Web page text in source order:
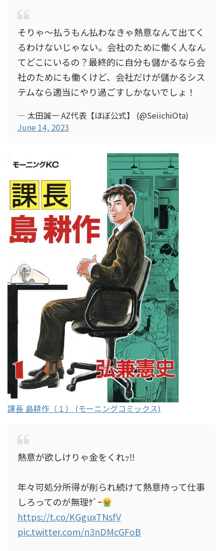
そりゃ～払うもん払わなきゃ熱意なんて出てく
るわけないじゃない。会社のために働く人なん
てどこにいるの？最終的に自分も儲かるなら会
社のためにも働くけど、会社だけが儲かるシス
テムなら適当にやり過ごすしかないでしょ！
— 太田誠一 AZ代表【ほぼ公式】 (@SeiichiOta)
June 14, 2023
課長 島耕作（１） (モーニングコミックス)
熱意が欲しけりゃ金をくれｯ‼︎
年々可処分所得が削られ続けて熱意持って仕事
しろってのが無理ｹﾞｰ
https://t.co/KGguxTNsfV
pic.twitter.com/n3nDMcGFoB